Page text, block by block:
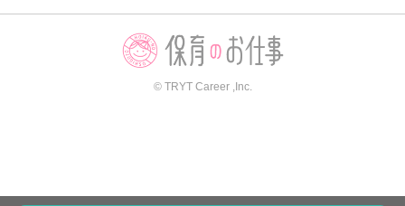
© TRYT Career ,Inc.